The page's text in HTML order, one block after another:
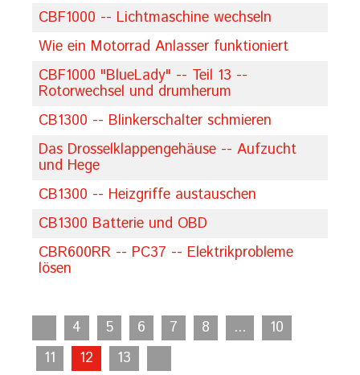
CBF1000 -- Lichtmaschine wechseln
Wie ein Motorrad Anlasser funktioniert
CBF1000 "BlueLady" -- Teil 13 --
Rotorwechsel und drumherum
CB1300 -- Blinkerschalter schmieren
Das Drosselklappengehäuse -- Aufzucht
und Hege
CB1300 -- Heizgriffe austauschen
CB1300 Batterie und OBD
CBR600RR -- PC37 -- Elektrikprobleme
lösen
4 5 6 7 8 ...
10
11
12 13